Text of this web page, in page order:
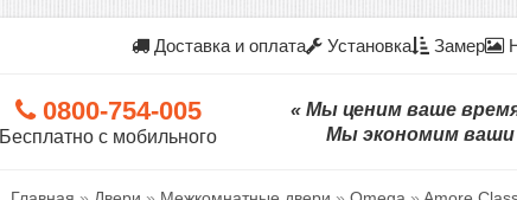
Доставка и оплата Установка Замер
0800-754-005
Бесплатно с мобильного
« Мы ценим ваше
Мы экономим ваши